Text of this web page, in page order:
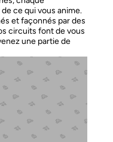
ce qui vous anime.
et façonnés par des
circuits font de vous
une partie de